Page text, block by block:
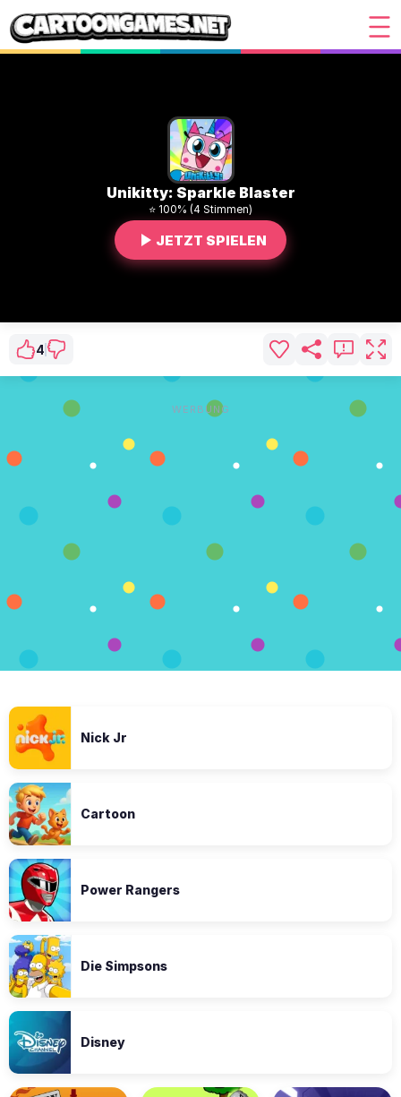
Unikitty: Sparkle Blaster
⭐ 100% (4 Stimmen)
JETZT SPIELEN
4
WERBUNG
Nick Jr
Cartoon
Power Rangers
Die Simpsons
Disney